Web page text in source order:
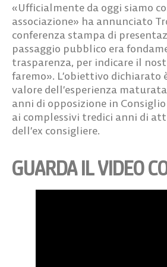
«Ufficialmente da oggi siamo
associazione» ha annunciato
conferenza stampa di
passaggio pubblico era
trasparenza, per indicare il
faremo». L’obiettivo dichiarato
valore dell’esperienza
anni di opposizione in
ai complessivi tredici anni di
dell’ex consigliere.
GUARDA IL VIDEO